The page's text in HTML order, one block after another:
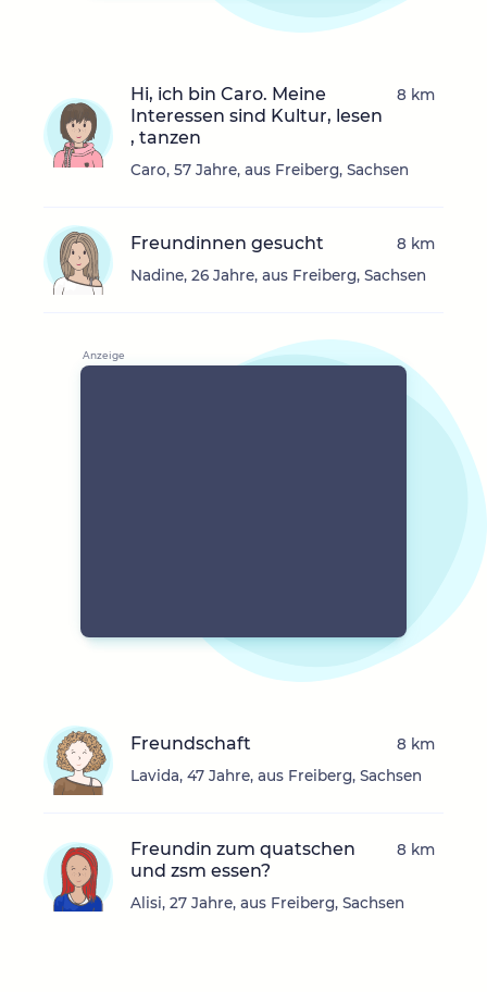
Hi, ich bin Caro. Meine
Interessen sind Kultur, lesen
, tanzen
Caro, 57 Jahre, aus Freiberg, Sachsen
8 km
Freundinnen gesucht
Nadine, 26 Jahre, aus Freiberg, Sachsen
8 km
Freundschaft
Lavida, 47 Jahre, aus Freiberg, Sachsen
8 km
Freundin zum quatschen
und zsm essen?
Alisi, 27 Jahre, aus Freiberg, Sachsen
8 km